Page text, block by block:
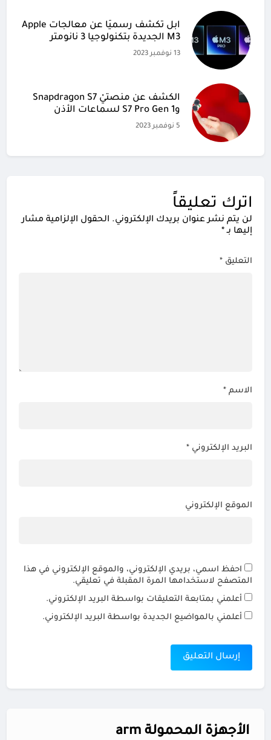
آبل تكشف رسميًا عن معالجات Apple
M3 الجديدة بتكنولوجيا 3 نانومتر
13 نوفمبر 2023
الكشف عن منصتيْ Snapdragon S7
وS7 Pro Gen 1 لسماعات الأذن
5 نوفمبر 2023
اترك تعليقاً
لن يتم نشر عنوان بريدك الإلكتروني. الحقول الإلزامية مشار
إليها بـ*
التعليق *
الاسم *
البريد الإلكتروني *
الموقع الإلكتروني
احفظ اسمي، بريدي الإلكتروني، والموقع الإلكتروني في هذا
المتصفح لاستخدامها المرة المقبلة في تعليقي.
أعلمني بمتابعة التعليقات بواسطة البريد الإلكتروني.
أعلمني بالمواضيع الجديدة بواسطة البريد الإلكتروني.
الأجهزة المحمولة arm